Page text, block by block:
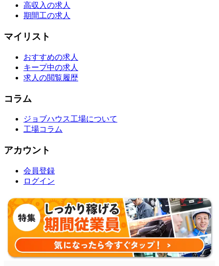
高収入の求人
期間工の求人
マイリスト
おすすめの求人
キープ中の求人
求人の閲覧履歴
コラム
ジョブハウス工場について
工場コラム
アカウント
会員登録
ログイン